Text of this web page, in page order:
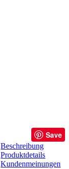
Save
Beschreibung
Produktdetails
Kundenmeinungen